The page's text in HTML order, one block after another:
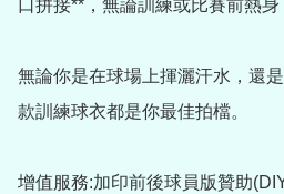
口拼接**，無論訓練或比賽前熱身
無論你是在球場上揮灑汗水，還
款訓練球衣都是你最佳拍檔。
增值服務:加印前後球員版贊助